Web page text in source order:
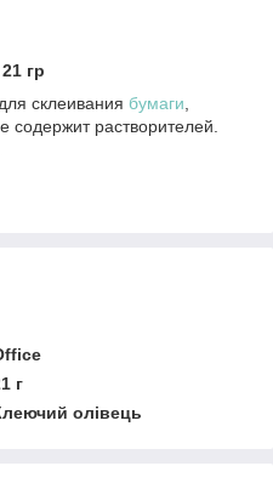
гр
склеивания бумаги
содержит растворителей.
г
олівець